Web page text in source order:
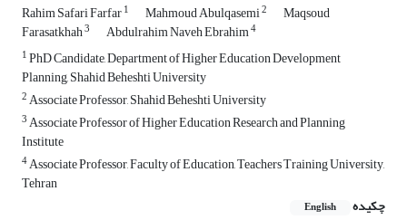
Rahim Safari Farfar1 Mahmoud Abulqasemi2 Maqsoud
Farasatkhah3 Abdulrahim Naveh Ebrahim4
1PhD Candidate, Department of Higher Education Development
Planning, Shahid Beheshti University
2Associate Professor, Shahid Beheshti University
3Associate Professor of Higher Education Research and Planning
Institute
4Associate Professor, Faculty of Education, Teachers Training University,
Tehran
چکیده
English